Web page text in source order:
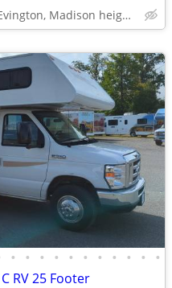
Lynchburg, Rustburg, Evington, Madison heights, Forest
• • • • • • • • • • •
RV 25 Footer